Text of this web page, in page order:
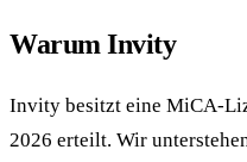
Warum Invity
Invity besitzt eine MiCA-
2026 erteilt. Wir